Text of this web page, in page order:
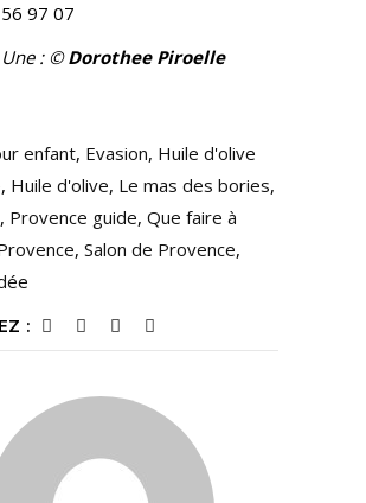
97 07
: ©Dorothee Piroelle
enfant, Evasion, Huile d'olive
, Huile d'olive, Le mas des bories,
, Provence guide, Que faire à
, Salon de Provence,
: